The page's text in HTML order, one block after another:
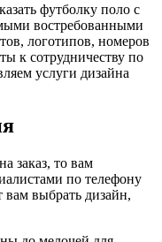
футболку поло с
востребованными
логотипов, номеров
к сотрудничеству по
услуги дизайна
заказ, то вам
по телефону
выбрать дизайн,